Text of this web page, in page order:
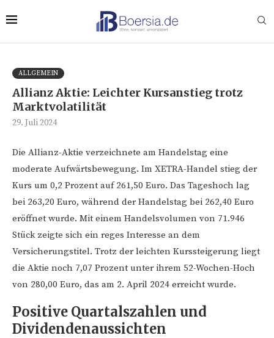
ALLGEMEIN
Allianz Aktie: Leichter Kursanstieg trotz
Marktvolatilität
29. Juli 2024
Die Allianz-Aktie verzeichnete am Handelstag eine
moderate Aufwärtsbewegung. Im XETRA-Handel stieg der
Kurs um 0,2 Prozent auf 261,50 Euro. Das Tageshoch lag
bei 263,20 Euro, während der Handelstag bei 262,40 Euro
eröffnet wurde. Mit einem Handelsvolumen von 71.946
Stück zeigte sich ein reges Interesse an dem
Versicherungstitel. Trotz der leichten Kurssteigerung liegt
die Aktie noch 7,07 Prozent unter ihrem 52-Wochen-Hoch
von 280,00 Euro, das am 2. April 2024 erreicht wurde.
Positive Quartalszahlen und
Dividendenaussichten